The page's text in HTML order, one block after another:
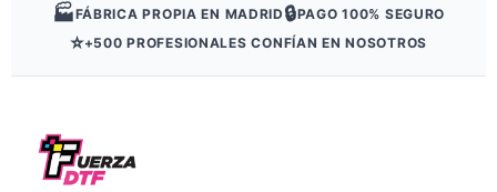
🏭FÁBRICA PROPIA EN MADRID 🔒PAGO 100% SEGURO
⭐+500 PROFESIONALES CONFÍAN EN NOSOTROS